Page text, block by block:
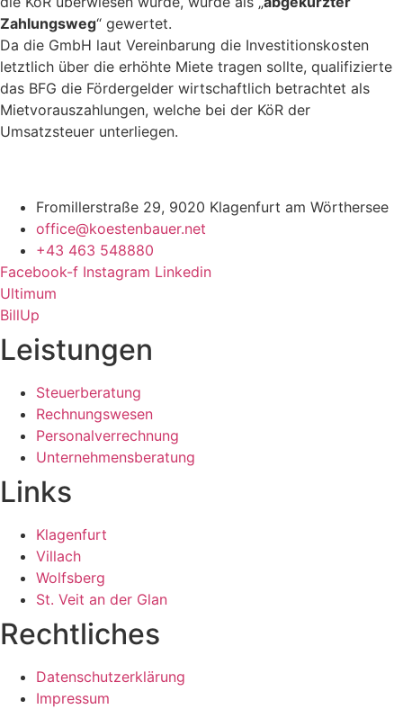
Zahlungsweg“ gewertet.
Da die GmbH laut Vereinbarung die Investitionskosten
letztlich über die erhöhte Miete tragen sollte, qualifizierte
das BFG die Fördergelder wirtschaftlich betrachtet als
Mietvorauszahlungen, welche bei der KöR der
Umsatzsteuer unterliegen.
Fromillerstraße 29, 9020 Klagenfurt am Wörthersee
office@koestenbauer.net
+43 463 548880
Facebook-f Instagram Linkedin
Ultimum
BillUp
Leistungen
Steuerberatung
Rechnungswesen
Personalverrechnung
Unternehmensberatung
Links
Klagenfurt
Villach
Wolfsberg
St. Veit an der Glan
Rechtliches
Datenschutzerklärung
Impressum